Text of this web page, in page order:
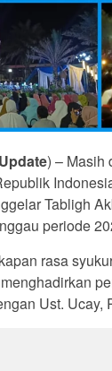
) – Masih
Tabligh
periode
rasa
Ust. Ucay,